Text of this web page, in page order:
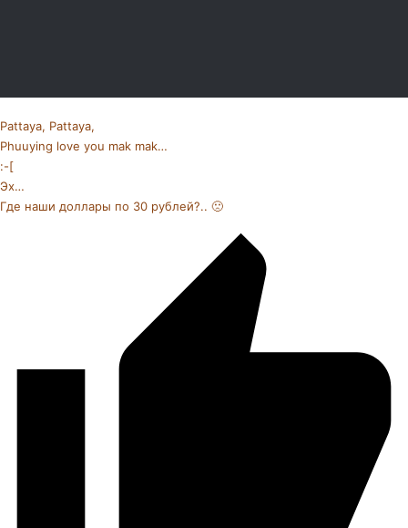
Pattaya, Pattaya,
Phuuying love you mak mak…
:-[
Эх…
Где наши доллары по 30 рублей?.. 🙁